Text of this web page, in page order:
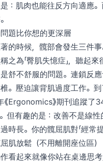
：肌肉也能往反方向適應
題比你想的更深層
的時候，髖部會發生三件
之為「臀肌失憶症」，聽起
舒不舒服的問題。連鎖反
。壓迫讓背肌過度工作。
《Ergonomics》期刊追蹤了
但有趣的是：改善不是線
時長。你的髖屈肌對「經常
肌放鬆（不用離開座位區）
看起來就像你站在桌邊思